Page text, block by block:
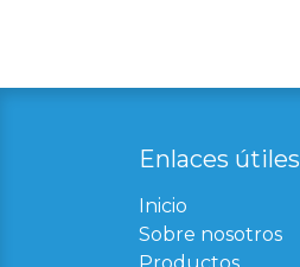
Enlaces útil​es
Inicio
Sobre nosotros